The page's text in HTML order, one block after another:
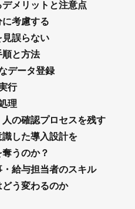
メリットと注意点
考慮する
見誤らない
順と方法
データ登録
行
理
の確認プロセスを残す
識した導入設計を
うのか？
給与担当者のスキル
う変わるのか